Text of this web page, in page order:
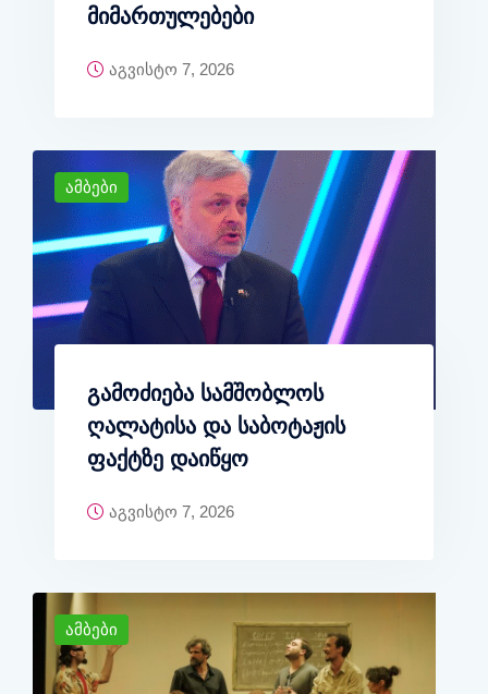
მიმართულებები
აგვისტო 7, 2026
ამბები
გამოძიება სამშობლოს
ღალატისა და საბოტაჟის
ფაქტზე დაიწყო
აგვისტო 7, 2026
ამბები